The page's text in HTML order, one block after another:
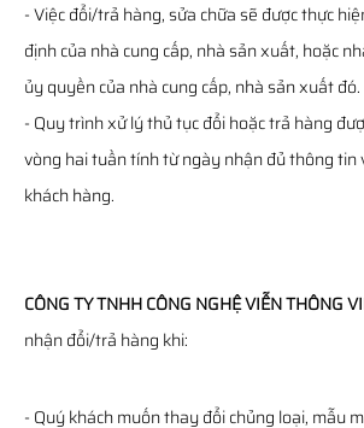
- Việc đổi/trả hàng, sửa chữa sẽ được thực
định của nhà cung cấp, nhà sản xuất, hoặc
ủy quyền của nhà cung cấp, nhà sản xuất đó.
- Quy trình xử lý thủ tục đổi hoặc trả hàng
vòng hai tuần tính từ ngày nhận đủ thông tin
khách hàng.
CÔNG TY TNHH CÔNG NGHỆ VIỄN THÔNG
nhận đổi/trả hàng khi:
- Quý khách muốn thay đổi chủng loại, mẫu